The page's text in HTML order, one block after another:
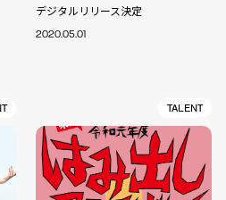
デジタルリリース決定
2020.05.01
TALENT